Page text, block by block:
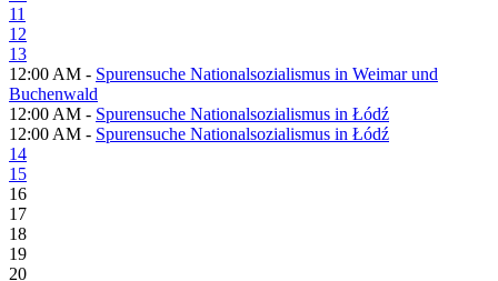
11
12
13
12:00 AM - Spurensuche Nationalsozialismus in Weimar und
Buchenwald
12:00 AM - Spurensuche Nationalsozialismus in Łódź
12:00 AM - Spurensuche Nationalsozialismus in Łódź
14
15
16
17
18
19
20